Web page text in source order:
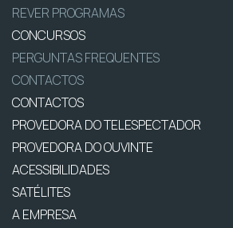
REVER PROGRAMAS
CONCURSOS
PERGUNTAS FREQUENTES
CONTACTOS
CONTACTOS
PROVEDORA DO TELESPECTADOR
PROVEDORA DO OUVINTE
ACESSIBILIDADES
SATÉLITES
A EMPRESA